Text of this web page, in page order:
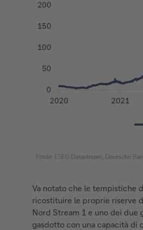
Va notato che le tempistiche
ricostituire le proprie riserve
Nord Stream 1 e uno dei due
gasdotto con una capacità di